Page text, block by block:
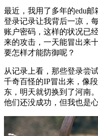
最近，我用了多年的edu邮
登录记录让我背后一凉，
账户密码，这样的状况已
来的攻击，一天能冒出来
要怎样才能防御呢？
从记录上看，那些登录尝
千奇百怪的IP冒出来，像
东，明天就切换到了河南
他们还没成功，但我也是